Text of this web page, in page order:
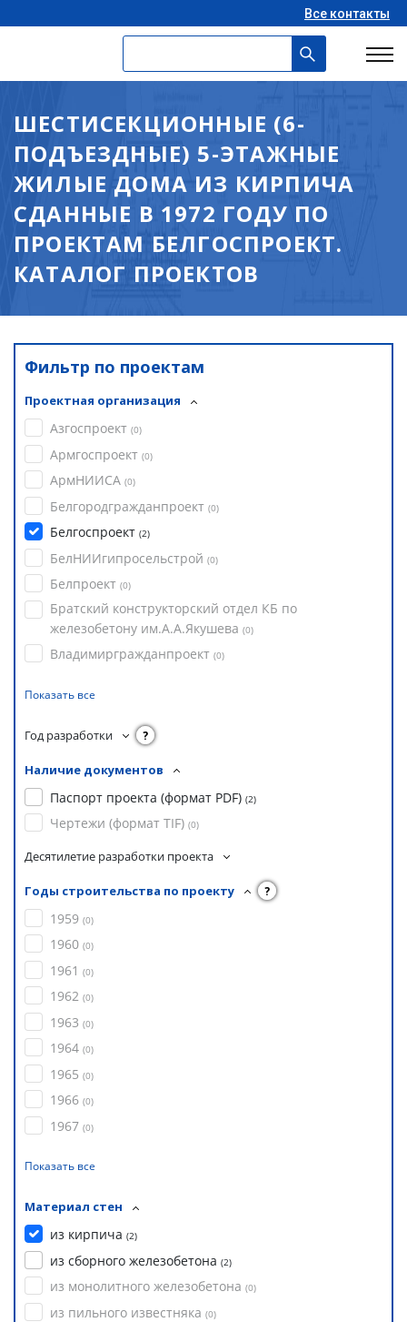
Все контакты
ШЕСТИСЕКЦИОННЫЕ (6-
ПОДЪЕЗДНЫЕ) 5-ЭТАЖНЫЕ
ЖИЛЫЕ ДОМА ИЗ КИРПИЧА
СДАННЫЕ В 1972 ГОДУ ПО
ПРОЕКТАМ БЕЛГОСПРОЕКТ.
КАТАЛОГ ПРОЕКТОВ
Фильтр по проектам
Проектная организация
Азгоспроект (0)
Армгоспроект (0)
АрмНИИСА (0)
Белгородгражданпроект (0)
Белгоспроект (2)
БелНИИгипросельстрой (0)
Белпроект (0)
Братский конструкторский отдел КБ по
железобетону им.А.А.Якушева (0)
Владимиргражданпроект (0)
Показать все
Год разработки ?
Наличие документов
Паспорт проекта (формат PDF) (2)
Чертежи (формат TIF) (0)
Десятилетие разработки проекта
Годы строительства по проекту ?
1959 (0)
1960 (0)
1961 (0)
1962 (0)
1963 (0)
1964 (0)
1965 (0)
1966 (0)
1967 (0)
Показать все
Материал стен
из кирпича (2)
из сборного железобетона (2)
из монолитного железобетона (0)
из пильного известняка (0)